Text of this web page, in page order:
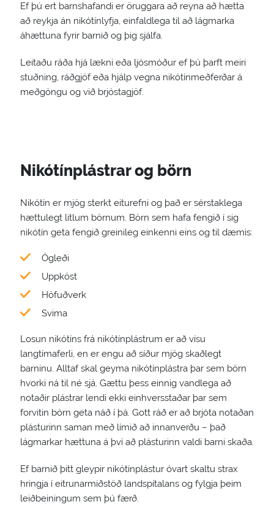
Ef þú ert barnshafandi er öruggara að reyna að hætta
að reykja án nikótínlyfja, einfaldlega til að lágmarka
áhættuna fyrir barnið og þig sjálfa.
Leitaðu ráða hjá lækni eða ljósmóður ef þú þarft meiri
stuðning, ráðgjöf eða hjálp vegna nikótínmeðferðar á
meðgöngu og við brjóstagjöf.
Nikótínplástrar og börn
Nikótín er mjög sterkt eiturefni og það er sérstaklega
hættulegt litlum börnum. Börn sem hafa fengið í sig
nikótín geta fengið greinileg einkenni eins og til dæmis:
Ógleði
Uppköst
Höfuðverk
Svima
Losun nikótíns frá nikótínplástrum er að vísu
langtímaferli, en er engu að síður mjög skaðlegt
barninu. Alltaf skal geyma nikótínplástra þar sem börn
hvorki ná til né sjá. Gættu þess einnig vandlega að
notaðir plástrar lendi ekki einhversstaðar þar sem
forvitin börn geta náð í þá. Gott ráð er að brjóta notaðan
plásturinn saman með límið að innanverðu – það
lágmarkar hættuna á því að plásturinn valdi barni skaða.
Ef barnið þitt gleypir nikótínplástur óvart skaltu strax
hringja í eitrunarmiðstöð landspítalans og fylgja þeim
leiðbeiningum sem þú færð.